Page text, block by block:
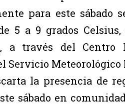
para este
5 a 9 grados
a través del Centro
Servicio Meteorológico
la presencia de
sábado en